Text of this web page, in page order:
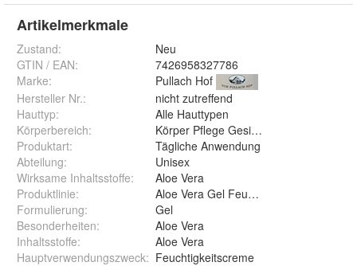
Artikelmerkmale
Zustand:
Neu
GTIN / EAN:
7426958327786
Marke:
Pullach Hof
Hersteller Nr.:
nicht zutreffend
Hauttyp:
Alle Hauttypen
Körperbereich:
Körper Pflege Gesichtspflege
Produktart:
Tägliche Anwendung
Abteilung:
Unisex
Wirksame Inhaltsstoffe:
Aloe Vera
Produktlinie:
Aloe Vera Gel Feuchtigkeits Pflege
Formulierung:
Gel
Besonderheiten:
Aloe Vera
Inhaltsstoffe:
Aloe Vera
Hauptverwendungszweck: Feuchtigkeitscreme